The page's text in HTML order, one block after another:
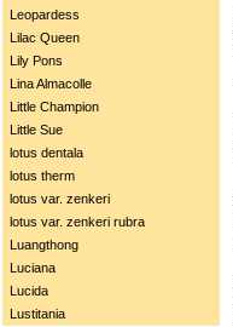
Leopardess
Lilac Queen
Lily Pons
Lina Almacolle
Little Champion
Little Sue
lotus dentala
lotus therm
lotus var. zenkeri
lotus var. zenkeri rubra
Luangthong
Luciana
Lucida
Lustitania